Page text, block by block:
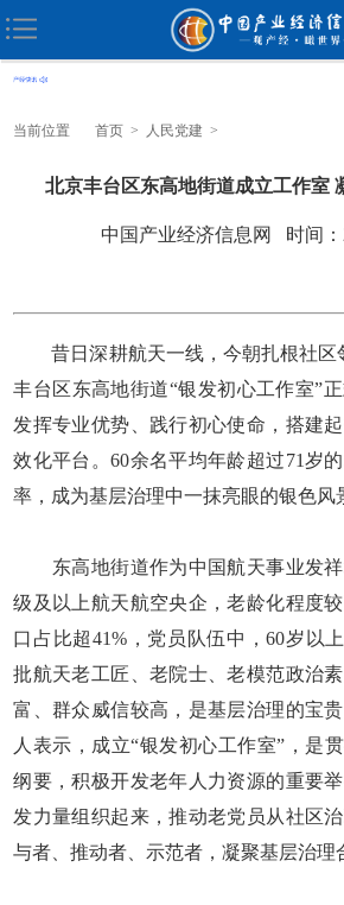
当前位置 首页 > 人民党建 >
北京丰台区东高地街道成立工作室
中国产业经济信息网 时间：
昔日深耕航天一线，今朝扎根社区
丰台区东高地街道“银发初心工作室”
发挥专业优势、践行初心使命，搭建
效化平台。60余名平均年龄超过71岁
率，成为基层治理中一抹亮眼的银色风
东高地街道作为中国航天事业发祥
级及以上航天航空央企，老龄化程度
口占比超41%，党员队伍中，60岁以
批航天老工匠、老院士、老模范政治
富、群众威信较高，是基层治理的宝
人表示，成立“银发初心工作室”，是
纲要，积极开发老年人力资源的重要
发力量组织起来，推动老党员从社区
与者、推动者、示范者，凝聚基层治理